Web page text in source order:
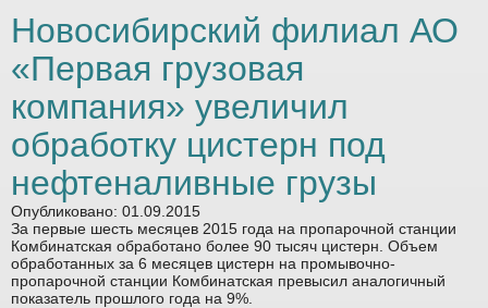
Новосибирский филиал АО
«Первая грузовая
компания» увеличил
обработку цистерн под
нефтеналивные грузы
Опубликовано: 01.09.2015
За первые шесть месяцев 2015 года на пропарочной станции
Комбинатская обработано более 90 тысяч цистерн. Объем
обработанных за 6 месяцев цистерн на промывочно-
пропарочной станции Комбинатская превысил аналогичный
показатель прошлого года на 9%.